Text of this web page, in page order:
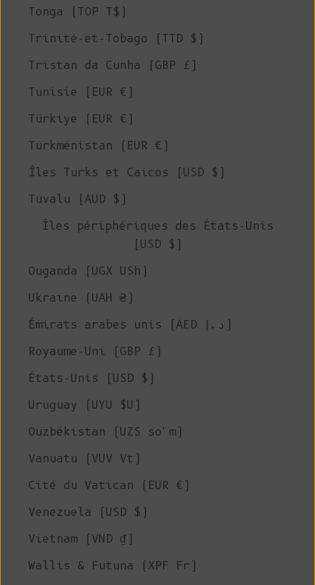
Tonga (TOP T$)
Trinité-et-Tobago (TTD $)
Tristan da Cunha (GBP £)
Tunisie (EUR €)
Türkiye (EUR €)
Turkménistan (EUR €)
Îles Turks et Caicos (USD $)
Tuvalu (AUD $)
Îles périphériques des États-Unis
(USD $)
Ouganda (UGX USh)
Ukraine (UAH ₴)
Émirats arabes unis (AED د.إ)
Royaume-Uni (GBP £)
États-Unis (USD $)
Uruguay (UYU $U)
Ouzbékistan (UZS so'm)
Vanuatu (VUV Vt)
Cité du Vatican (EUR €)
Venezuela (USD $)
Vietnam (VND ₫)
Wallis & Futuna (XPF Fr)